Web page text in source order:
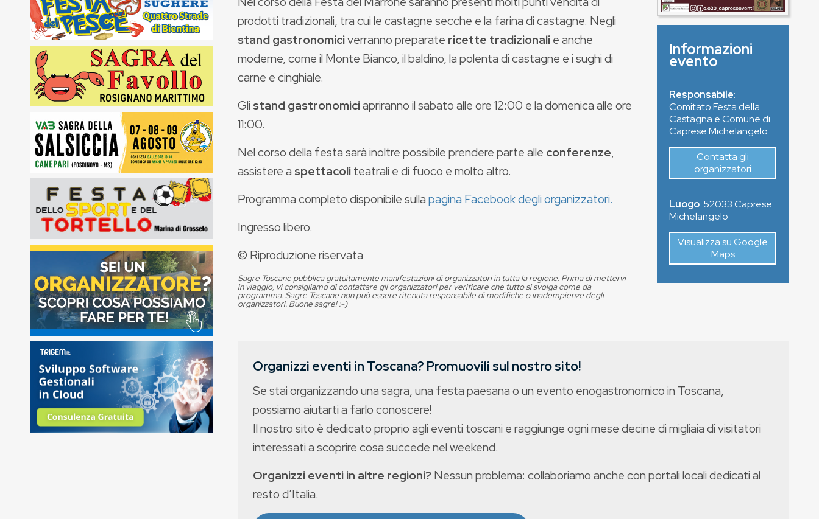
prodotti tradizionali, tra cui le castagne secche e la farina di castagne. Negli
stand gastronomiciverranno preparate ricette tradizionalie anche
moderne, come il Monte Bianco, il baldino, la polenta di castagne e i sughi di
carne e cinghiale.
Gli stand gastronomiciapriranno il sabato alle ore 12:00 e la domenica alle ore
11:00.
Nel corso della festa sarà inoltre possibile prendere parte alle conferenze,
assistere a spettacoliteatrali e di fuoco e molto altro.
Programma completo disponibile sullapagina Facebook degli organizzatori.
Ingresso libero.
© Riproduzione riservata
Sagre Toscane pubblica gratuitamente manifestazioni di organizzatori in tutta la regione. Prima di mettervi
in viaggio, vi consigliamo di contattare gli organizzatori per verificare che tutto si svolga come da
programma. Sagre Toscane non può essere ritenuta responsabile di modifiche o inadempienze degli
organizzatori. Buone sagre! :-)
Informazioni
evento
Responsabile:
Comitato Festa della
Castagna e Comune di
Caprese Michelangelo
Contatta gli
organizzatori
Luogo: 52033Caprese
Michelangelo
Visualizza su Google
Maps
Organizzi eventi in Toscana? Promuovili sul nostro sito!
Se stai organizzando una sagra, una festa paesana o un evento enogastronomico in Toscana,
possiamo aiutarti a farlo conoscere!
Il nostro sito è dedicato proprio agli eventi toscani e raggiunge ogni mese decine di migliaia di visitatori
interessati a scoprire cosa succede nel weekend.
Organizzi eventi in altre regioni? Nessun problema: collaboriamo anche con portali locali dedicati al
resto d’Italia.